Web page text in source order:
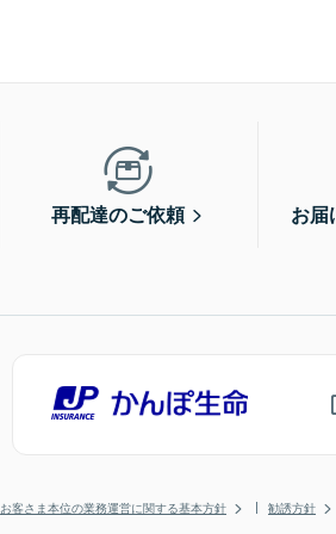
再配達のご依頼 お届
お客さま本位の業務運営に関する基本方針 勧誘方針